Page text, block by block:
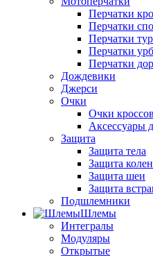
Перчатки
Перчатки
Перчатки
Перчатки
Перчатки
Дождевики
Джерси
Очки
Очки
Аксессуары
Защита
Защита тела
Защита
Защита шеи
Защита
Подшлемники
Шлемы
Интегралы
Модуляры
Открытые